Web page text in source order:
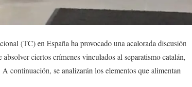
(TC) en España ha provocado una acalorada discusión
ciertos crímenes vinculados al separatismo catalán,
continuación, se analizarán los elementos que alimentan